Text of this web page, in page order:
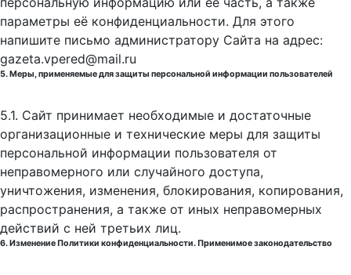
параметры её конфиденциальности. Для этого
напишите письмо администратору Сайта на адрес:
gazeta.vpered@mail.ru
5. Меры, применяемые для защиты персональной информации пользователей
5.1. Сайт принимает необходимые и достаточные
организационные и технические меры для защиты
персональной информации пользователя от
неправомерного или случайного доступа,
уничтожения, изменения, блокирования, копирования,
распространения, а также от иных неправомерных
действий с ней третьих лиц.
6. Изменение Политики конфиденциальности. Применимое законодательство